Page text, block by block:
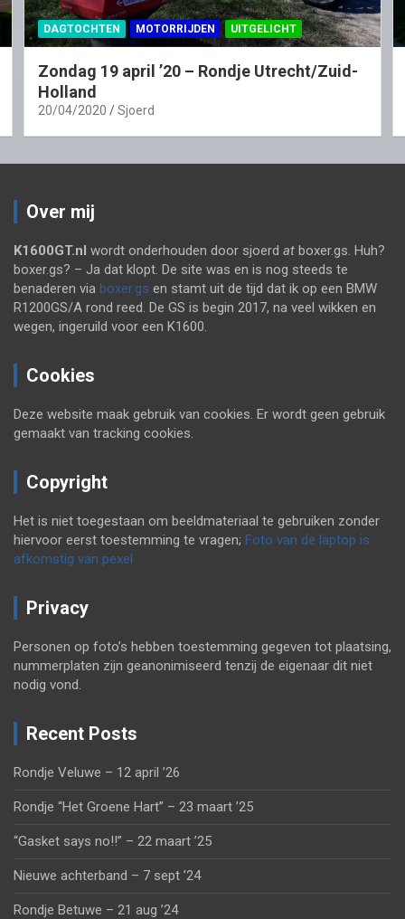
DAGTOCHTEN MOTORRIJDEN UITGELICHT
Zondag 19 april ’20 – Rondje Utrecht/Zuid-
Holland
20/04/2020 Sjoerd
Over mij
K1600GT.nl wordt onderhouden door sjoerd at boxer.gs. Huh?
boxer.gs? – Ja dat klopt. De site was en is nog steeds te
benaderen via boxer.gs en stamt uit de tijd dat ik op een BMW
R1200GS/A rond reed. De GS is begin 2017, na veel wikken en
wegen, ingeruild voor een K1600.
Cookies
Deze website maak gebruik van cookies. Er wordt geen gebruik
gemaakt van tracking cookies.
Copyright
Het is niet toegestaan om beeldmateriaal te gebruiken zonder
hiervoor eerst toestemming te vragen; Foto van de laptop is
afkomstig van pexel
Privacy
Personen op foto’s hebben toestemming gegeven tot plaatsing,
nummerplaten zijn geanonimiseerd tenzij de eigenaar dit niet
nodig vond.
Recent Posts
Rondje Veluwe – 12 april ’26
Rondje “Het Groene Hart” – 23 maart ’25
“Gasket says no!!” – 22 maart ’25
Nieuwe achterband – 7 sept ’24
Rondje Betuwe – 21 aug ’24